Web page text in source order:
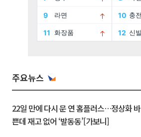
주요뉴스
22일 만에 다시 문 연 홈플러스…정상화 바
쁜데 재고 없어 ‘발동동’[가보니]